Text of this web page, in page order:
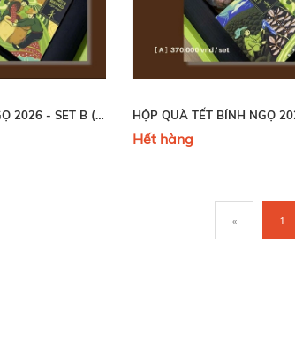
HỘP QUÀ TẾT BÍNH NGỌ 2026 - SET B (HẾT HÀNG- SOLD OUT)
Hết hàng
« 1